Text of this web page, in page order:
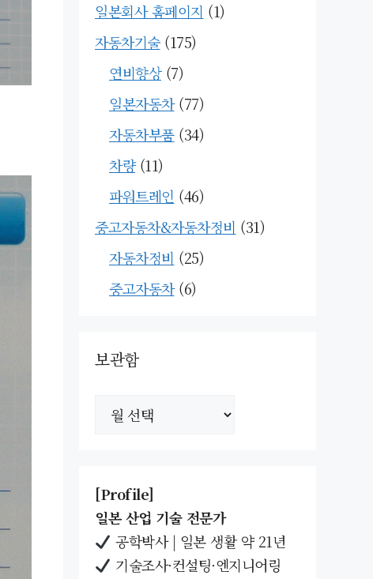
일본회사 홈페이지 (1)
자동차기술(175)
연비향상(7)
일본자동차(77)
자동차부품(34)
차량(11)
파워트레인 (46)
중고자동차&자동차정비 (31)
자동차정비 (25)
중고자동차(6)
보관함
[Profile]
일본 산업 기술 전문가
공학박사 | 일본 생활 약 21년
기술조사·컨설팅·엔지니어링